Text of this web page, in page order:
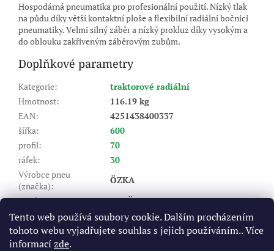
Tento web používá soubory cookie. Dalším procházením
tohoto webu vyjadřujete souhlas s jejich používáním.. Více
informacízde.
Hospodárná pneumatika pro profesionální použití. Nízký tlak
na půdu díky větší kontaktní ploše a flexibilní radiální bočnici
pneumatiky. Velmi silný záběr a nízký prokluz díky vysokým a
do oblouku zakřiveným záběrovým zubům.
Doplňkové parametry
Kategorie:
traktorové radiální
Hmotnost:
116.19 kg
EAN:
4251438400337
šířka:
600
profil:
70
ráfek:
30
Výrobce pneu
(značka):
ÖZKA
Dezén:
AGRÖ10
Index nosnosti (LI):
158/156
Rychlostní index (SI):
A8 - do 40 km/hod, B - do 50